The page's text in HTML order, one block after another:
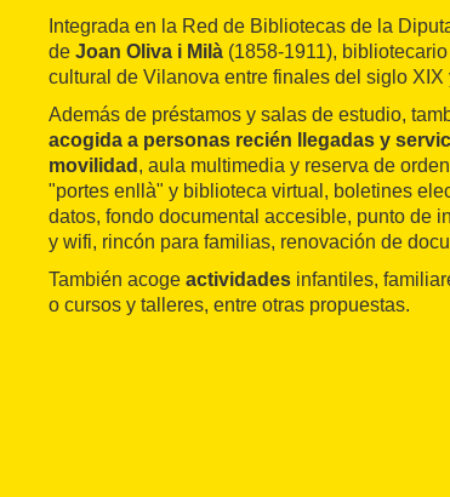
Integrada en la Red de Bibliotecas de la
de Joan Oliva i Milà (1858-1911),
cultural de Vilanova entre finales del siglo
Además de préstamos y salas de estudio,
acogida a personas recién llegadas y
movilidad , aula multimedia y reserva de
"portes enllà" y biblioteca virtual, boletines
datos, fondo documental accesible, punto de
y wifi, rincón para familias, renovación de
También acoge actividades infantiles,
o cursos y talleres, entre otras propuestas.